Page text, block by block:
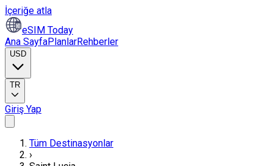
İçeriğe atla
eSIM Today
Ana SayfaPlanlarRehberler
USD
TR
Giriş Yap
Tüm Destinasyonlar
›